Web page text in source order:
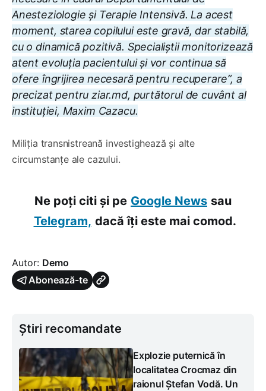
Anesteziologie și Terapie Intensivă. La acest
moment, starea copilului este gravă, dar stabilă,
cu o dinamică pozitivă. Specialiștii monitorizează
atent evoluția pacientului și vor continua să
ofere îngrijirea necesară pentru recuperare”, a
precizat pentru ziar.md, purtătorul de cuvânt al
instituției, Maxim Cazacu.
Miliția transnistreană investighează și alte
circumstanțe ale cazului.
Ne poți citi și pe Google News sau
Telegram, dacă îți este mai comod.
Autor: Demo
Abonează-te
Știri recomandate
Explozie puternică în
localitatea Crocmaz din
raionul Ștefan Vodă. Un